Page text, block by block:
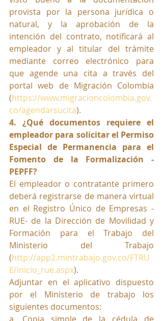
provista por la persona jurídica o
natural, y la aprobación de la
intención del contrato, notificará al
empleador y al titular del trámite
mediante correo electrónico para
que agende una cita a través del
portal web de Migración Colombia
(https://www.migracioncolombia.gov.
co/agendarsucita).
4. ¿Qué documentos requiere el
empleador para solicitar el Permiso
Especial de Permanencia para el
Fomento de la Formalización -
PEPFF?
El empleador o contratante primero
deberá registrarse de manera virtual
en el Registro Único de Empresas -
RUE- de la Dirección de Movilidad y
Formación para el Trabajo del
Ministerio del Trabajo
(http://app2.mintrabajo.gov.co/FTRU
E/inicio_rue.aspx).
Adjuntar en el aplicativo dispuesto
por el Ministerio de trabajo los
siguientes documentos: